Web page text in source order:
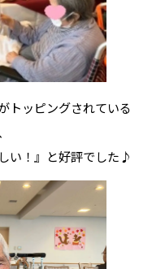
トッピングされている
い！』と好評でした♪